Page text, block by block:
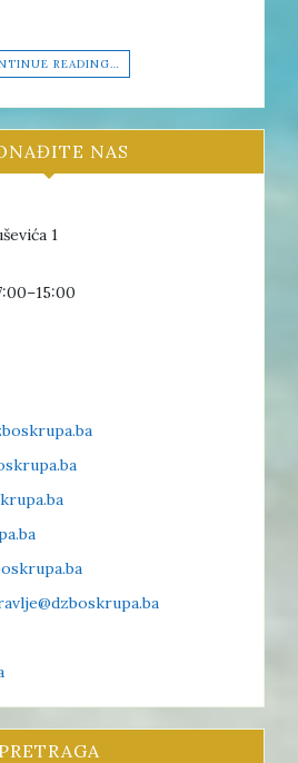
READING…
NAS
1
PRETRAGA